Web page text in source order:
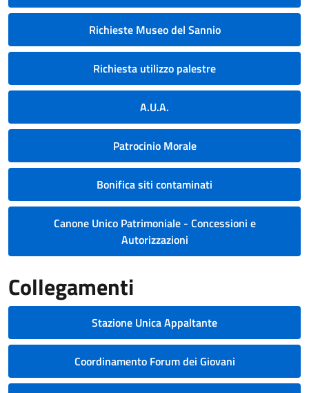
Richieste Museo del Sannio
Richiesta utilizzo palestre
A.U.A.
Patrocinio Morale
Bonifica siti contaminati
Canone Unico Patrimoniale - Concessioni e
Autorizzazioni
Collegamenti
Stazione Unica Appaltante
Coordinamento Forum dei Giovani